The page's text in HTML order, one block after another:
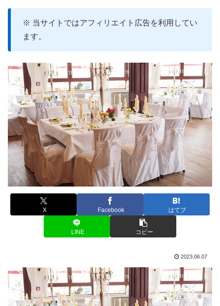
※ 当サイトではアフィリエイト広告を利用してい
ます。
X Facebook はてブ
LINE コピー
2023.06.07